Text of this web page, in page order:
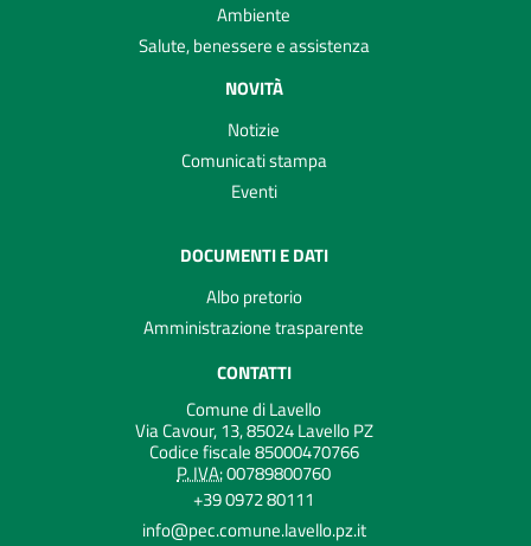
Ambiente
Salute, benessere e assistenza
NOVITÀ
Notizie
Comunicati stampa
Eventi
DOCUMENTI E DATI
Albo pretorio
Amministrazione trasparente
CONTATTI
Comune di Lavello
Via Cavour, 13, 85024 Lavello PZ
Codice fiscale 85000470766
P. IVA:00789800760
+39 0972 80111
info@pec.comune.lavello.pz.it